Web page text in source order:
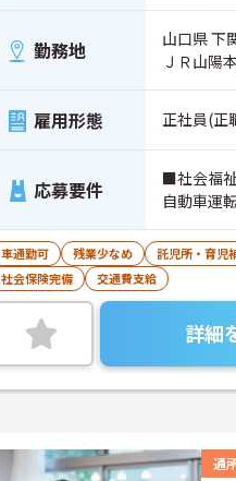
勤務地
山口県 下
ＪＲ山陽
雇用形態 正社員(正
応募要件
■社会福
自動車運
車通勤可 残業少なめ 託児所・育児
社会保険完備
交通費支給
詳細
通